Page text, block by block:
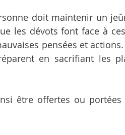
doit maintenir un
les dévots font face à
pensées et
en sacrifiant les
être offertes ou